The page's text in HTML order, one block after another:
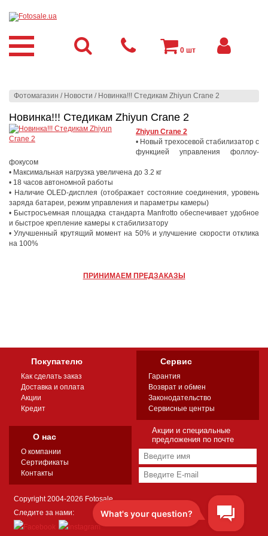
Фотомагазин / Новости / Новинка!!! Стедикам Zhiyun Crane 2
Новинка!!! Стедикам Zhiyun Crane 2
Zhiyun Crane 2
• Новый трехосевой стабилизатор с
функцией управления фоллоу-
фокусом
• Максимальная нагрузка увеличена до 3.2 кг
• 18 часов автономной работы
• Наличие OLED-дисплея (отображает состояние соединения, уровень
заряда батареи, режим управления и параметры камеры)
• Быстросъемная площадка стандарта Manfrotto обеспечивает удобное
и быстрое крепление камеры к стабилизатору
• Улучшенный крутящий момент на 50% и улучшение скорости отклика
на 100%
ПРИНИМАЕМ ПРЕДЗАКАЗЫ
0 шт
Покупателю
Как сделать заказ
Доставка и оплата
Акции
Кредит
Сервис
Гарантия
Возврат и обмен
Законодательство
Сервисные центры
О нас
О компании
Сертификаты
Контакты
Акции и специальные
предложения по почте
Copyright 2004-2026 Fotosale
Следите за нами: